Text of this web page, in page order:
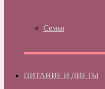
Семья
ПИТАНИЕ И ДИЕТЫ